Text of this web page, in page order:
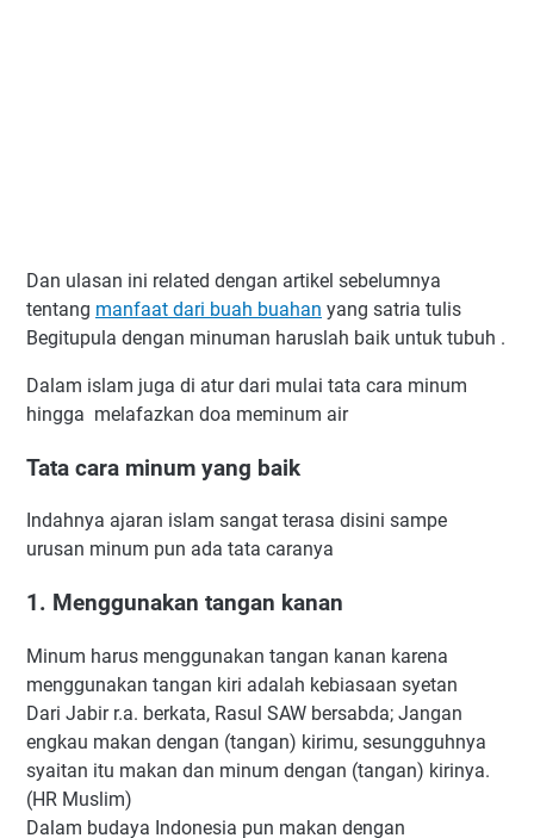
Dan ulasan ini related dengan artikel sebelumnya
tentang manfaat dari buah buahan yang satria tulis
Begitupula dengan minuman haruslah baik untuk tubuh .
Dalam islam juga di atur dari mulai tata cara minum
hingga melafazkan doa meminum air
Tata cara minum yang baik
Indahnya ajaran islam sangat terasa disini sampe
urusan minum pun ada tata caranya
1. Menggunakan tangan kanan
Minum harus menggunakan tangan kanan karena
menggunakan tangan kiri adalah kebiasaan syetan
Dari Jabir r.a. berkata, Rasul SAW bersabda; Jangan
engkau makan dengan (tangan) kirimu, sesungguhnya
syaitan itu makan dan minum dengan (tangan) kirinya.
(HR Muslim)
Dalam budaya Indonesia pun makan dengan